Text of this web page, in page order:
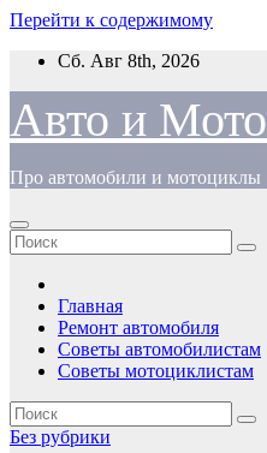
Перейти к содержимому
Сб. Авг 8th, 2026
Авто и Мото
Про автомобили и мотоциклы
Главная
Ремонт автомобиля
Советы автомобилистам
Советы мотоциклистам
Без рубрики